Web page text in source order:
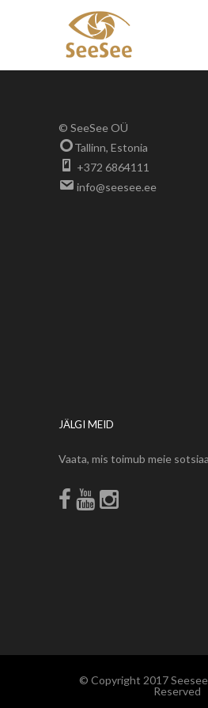
© SeeSee OÜ
Tallinn, Estonia
+372 6864111
info@seesee.ee
JÄLGI MEID
Vaata, mis toimub meie
© Copyright 2017
Reserved